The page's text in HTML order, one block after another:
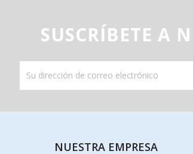
SUSCRÍBETE A
NUESTRA EMPRESA